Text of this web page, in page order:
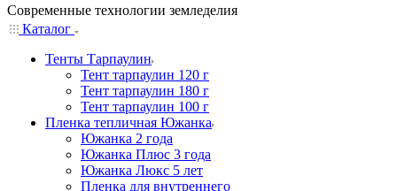
Современные технологии земледелия
Каталог
Тенты Тарпаулин
Тент тарпаулин 120 г
Тент тарпаулин 180 г
Тент тарпаулин 100 г
Пленка тепличная Южанка
Южанка 2 года
Южанка Плюс 3 года
Южанка Люкс 5 лет
Пленка для внутреннего